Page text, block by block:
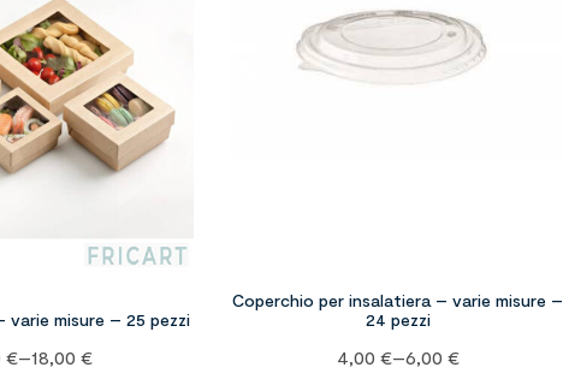
varie misure – 25 pezzi
€–18,00€
Coperchio per insalatiera – varie misure –
24 pezzi
4,00 €–6,00 €